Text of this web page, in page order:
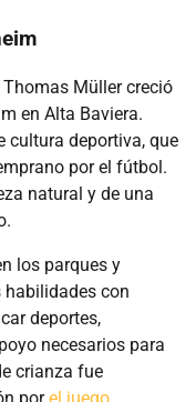
Müller creció
en Alta Baviera.
cultura deportiva, que
por el fútbol.
natural y de una
los parques y
con
deportes,
necesarios para
crianza fue